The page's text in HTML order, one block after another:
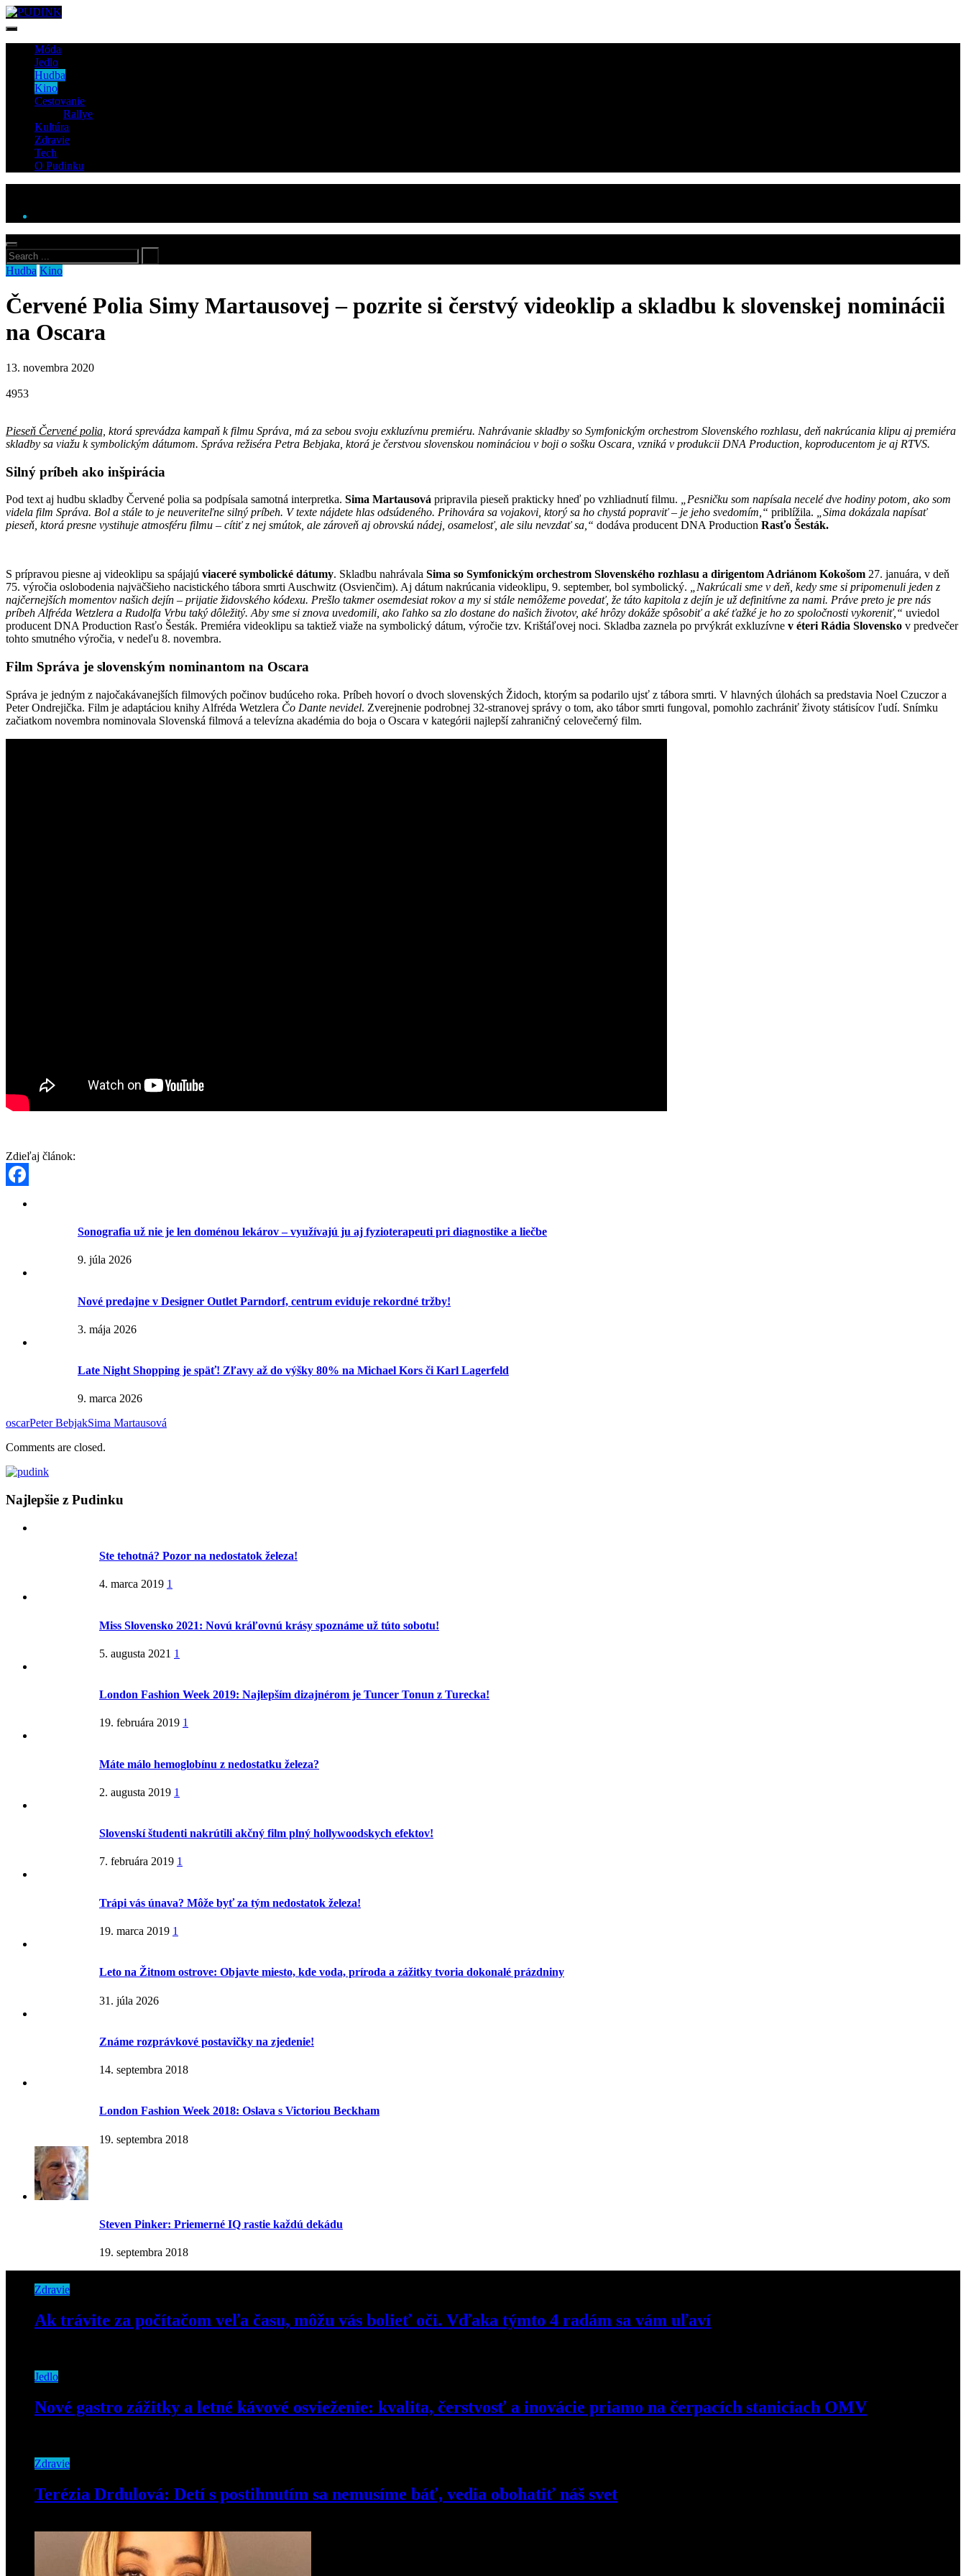
Móda
Jedlo
Hudba
Kino
Cestovanie
Rallye
Kultúra
Zdravie
Tech
O Pudinku
Hudba Kino
Červené Polia Simy Martausovej – pozrite si čerstvý videoklip a skladbu k slovenskej nominácii
na Oscara
13. novembra 2020
4953
Pieseň Červené polia, ktorá sprevádza kampaň k filmu Správa, má za sebou svoju exkluzívnu premiéru. Nahrávanie skladby so Symfonickým orchestrom Slovenského rozhlasu, deň nakrúcania klipu aj premiéra
skladby sa viažu k symbolickým dátumom. Správa režiséra Petra Bebjaka, ktorá je čerstvou slovenskou nomináciou v boji o sošku Oscara, vzniká v produkcii DNA Production, koproducentom je aj RTVS.
Silný príbeh ako inšpirácia
Pod text aj hudbu skladby Červené polia sa podpísala samotná interpretka. Sima Martausová pripravila pieseň prakticky hneď po vzhliadnutí filmu.
Pesničku som napísala necelé dve hodiny potom, ako som
videla film Správa. Bol a stále to je neuveriteľne silný príbeh. V texte nájdete hlas odsúdeného. Prihovára sa vojakovi, ktorý sa ho chystá popraviť – je jeho svedomím,“ priblížila.
„Sima dokázala napísať
pieseň, ktorá presne vystihuje atmosféru filmu – cítiť z nej smútok, ale zároveň aj obrovskú nádej, osamelosť, ale silu nevzdať sa,“ dodáva producent DNA Production Rasťo Šesták.
S prípravou piesne aj videoklipu sa spájajú viaceré symbolické dátumy. Skladbu nahrávala Sima so Symfonickým orchestrom Slovenského rozhlasu a dirigentom Adriánom Kokošom 27. januára, v deň
75. výročia oslobodenia najväčšieho nacistického tábora smrti Auschwitz (Osvienčim). Aj dátum nakrúcania videoklipu, 9. september, bol symbolický.
„Nakrúcali sme v deň, kedy sme si pripomenuli jeden z
najčernejších momentov našich dejín – prijatie židovského kódexu. Prešlo takmer osemdesiat rokov a my si stále nemôžeme povedať, že táto kapitola z dejín je už definitívne za nami. Práve preto je pre nás
príbeh Alfréda Wetzlera a Rudolfa Vrbu taký dôležitý. Aby sme si znova uvedomili, ako ľahko sa zlo dostane do našich životov, aké hrôzy dokáže spôsobiť a aké ťažké je ho zo spoločnosti vykoreniť,“ uviedol
producent DNA Production Rasťo Šesták. Premiéra videoklipu sa taktiež viaže na symbolický dátum, výročie tzv. Krištáľovej noci. Skladba zaznela po prvýkrát exkluzívne v éteri Rádia Slovensko v predvečer
tohto smutného výročia, v nedeľu 8. novembra.
Film Správa je slovenským nominantom na Oscara
Správa je jedným z najočakávanejších filmových počinov budúceho roka. Príbeh hovorí o dvoch slovenských Židoch, ktorým sa podarilo ujsť z tábora smrti. V hlavných úlohách sa predstavia Noel Czuczor a
Peter Ondrejička. Film je adaptáciou knihy Alfréda Wetzlera Čo Dante nevidel. Zverejnenie podrobnej 32-stranovej správy o tom, ako tábor smrti fungoval, pomohlo zachrániť životy státisícov ľudí. Snímku
začiatkom novembra nominovala Slovenská filmová a televízna akadémia do boja o Oscara v kategórii najlepší zahraničný celovečerný film.
Zdieľaj článok:
Sonografia už nie je len doménou lekárov – využívajú ju aj fyzioterapeuti pri diagnostike a liečbe
9. júla 2026
Nové predajne v Designer Outlet Parndorf, centrum eviduje rekordné tržby!
3. mája 2026
Late Night Shopping je späť! Zľavy až do výšky 80% na Michael Kors či Karl Lagerfeld
9. marca 2026
oscarPeter BebjakSima Martausová
Comments are closed.
Najlepšie z Pudinku
Ste tehotná? Pozor na nedostatok železa!
4. marca 2019 1
Miss Slovensko 2021: Novú kráľovnú krásy spoznáme už túto sobotu!
5. augusta 2021 1
London Fashion Week 2019: Najlepším dizajnérom je Tuncer Tonun z Turecka!
19. februára 2019 1
Máte málo hemoglobínu z nedostatku železa?
2. augusta 2019 1
Slovenskí študenti nakrútili akčný film plný hollywoodskych efektov!
7. februára 2019 1
Trápi vás únava? Môže byť za tým nedostatok železa!
19. marca 2019 1
Leto na Žitnom ostrove: Objavte miesto, kde voda, príroda a zážitky tvoria dokonalé prázdniny
31. júla 2026
Známe rozprávkové postavičky na zjedenie!
14. septembra 2018
London Fashion Week 2018: Oslava s Victoriou Beckham
19. septembra 2018
Steven Pinker: Priemerné IQ rastie každú dekádu
19. septembra 2018
Zdravie
Ak trávite za počítačom veľa času, môžu vás bolieť oči. Vďaka týmto 4 radám sa vám uľaví
Jedlo
Nové gastro zážitky a letné kávové osvieženie: kvalita, čerstvosť a inovácie priamo na čerpacích staniciach OMV
Zdravie
Terézia Drdulová: Detí s postihnutím sa nemusíme báť, vedia obohatiť náš svet